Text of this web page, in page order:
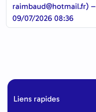
raimbaud@hotmail.fr) –
09/07/2026 08:36
Liens rapides